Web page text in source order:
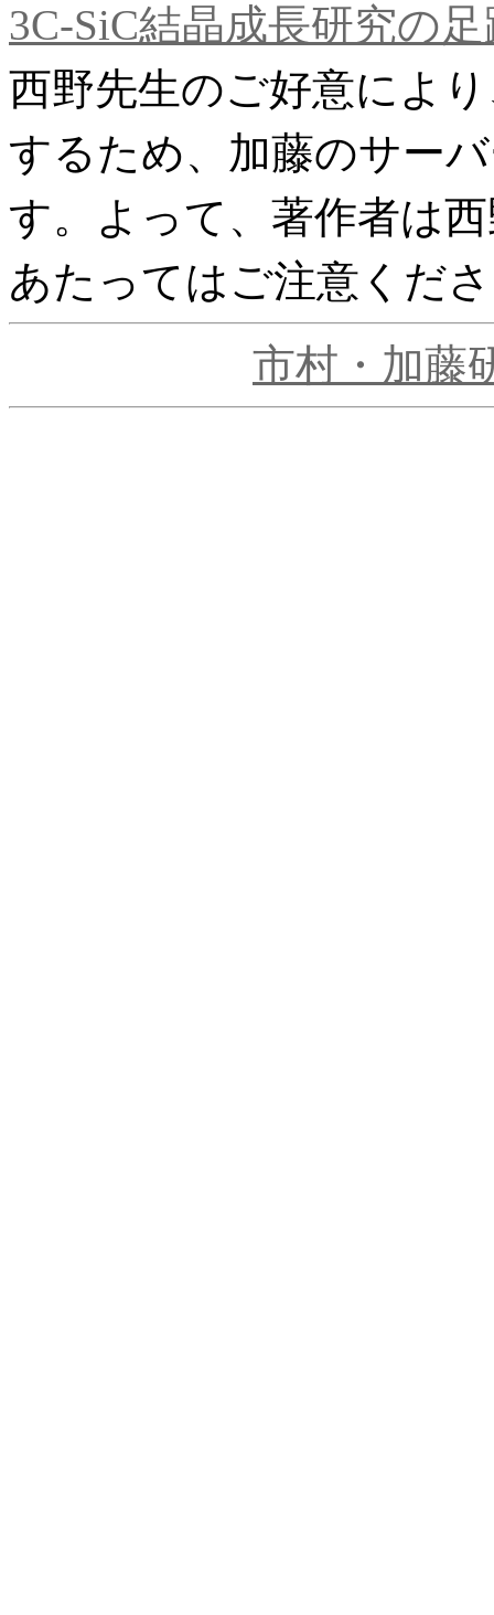
3C-SiC結晶成長研究の
西野先生のご好意によ
するため、加藤のサー
す。よって、著作者は
あたってはご注意くだ
市村・加藤